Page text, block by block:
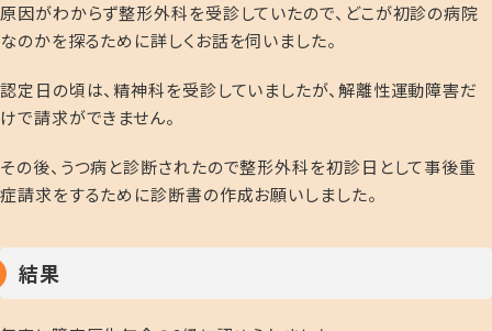
原因がわからず整形外科を受診していたので、どこが初診の病院
なのかを探るために詳しくお話を伺いました。
認定日の頃は、精神科を受診していましたが、解離性運動障害だ
けで請求ができません。
その後、うつ病と診断されたので整形外科を初診日として事後重
症請求をするために診断書の作成お願いしました。
結果